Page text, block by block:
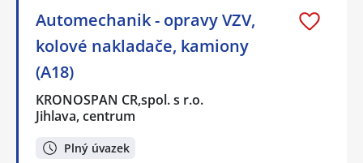
Automechanik - opravy VZV,
kolové nakladače, kamiony
(A18)
KRONOSPAN CR,spol. s r.o.
Jihlava, centrum
Plný úvazek